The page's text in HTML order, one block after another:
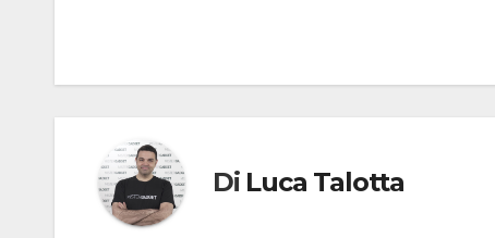
Di Luca Talotta